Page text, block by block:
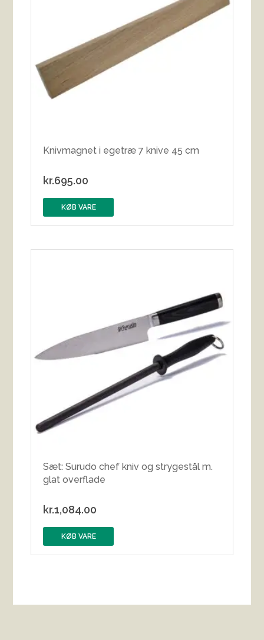
Knivmagnet i egetræ 7 knive 45 cm
kr.695.00
KØB VARE
Sæt: Surudo chef kniv og strygestål m.
glat overflade
kr.1,084.00
KØB VARE